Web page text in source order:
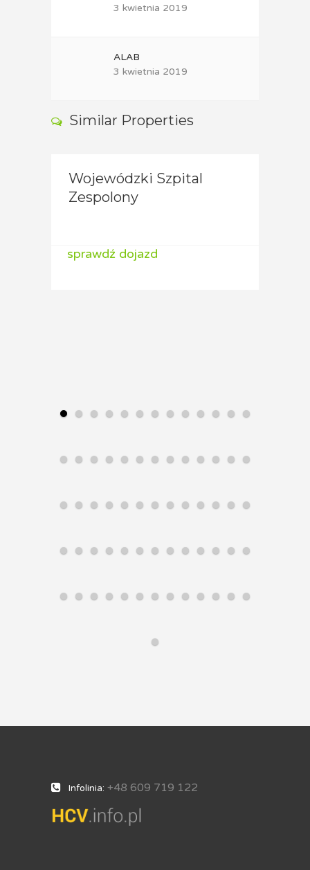
3 kwietnia 2019
ALAB
3 kwietnia 2019
Similar Properties
Wojewódzki Szpital
Zespolony
sprawdź dojazd
Infolinia: +48 609 719 122